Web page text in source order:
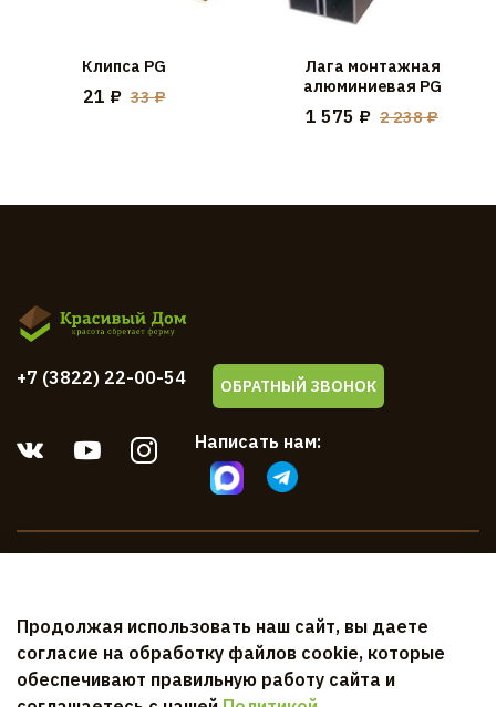
Клипса PG
21 ₽ 33 ₽
Лага монтажная
алюминиевая PG
1 575 ₽ 2 238 ₽
Клиентам
Документы
Написать нам:
+7 (3822) 22-00-54 ОБРАТНЫЙ ЗВОНОК
Продолжая использовать наш сайт, вы даете
согласие на обработку файлов cookie, которые
обеспечивают правильную работу сайта и